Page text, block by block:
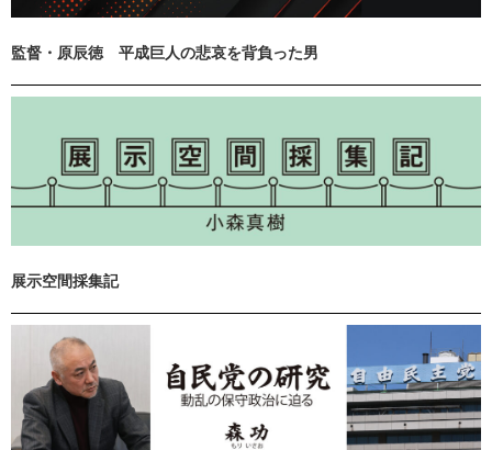
監督・原辰徳 平成巨人の悲哀を背負った男
展示空間採集記